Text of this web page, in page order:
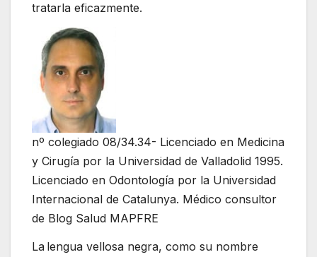
tratarla eficazmente.
nº colegiado 08/34.34- Licenciado en Medicina
y Cirugía por la Universidad de Valladolid 1995.
Licenciado en Odontología por la Universidad
Internacional de Catalunya. Médico consultor
de Blog Salud MAPFRE
La lengua vellosa negra, como su nombre